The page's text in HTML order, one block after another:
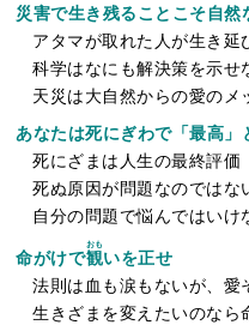
災害で生き残ることこそ自然
アタマが取れた人が生き延
科学はなにも解決策を示せ
天災は大自然からの愛のメ
あなたは死にぎわで「最高」
死にざまは人生の最終評価
死ぬ原因が問題なのではな
自分の問題で悩んではいけ
命がけで観
おも
いを正せ
法則は血も涙もないが、愛
生きざまを変えたいのなら